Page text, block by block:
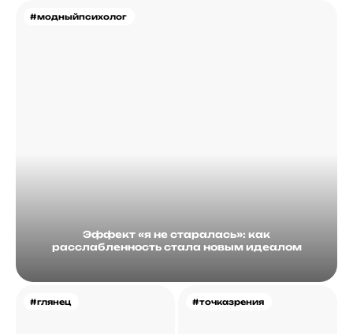
#модныйпсихолог
Эффект «я не старалась»: как
расслабленность стала новым идеалом
#глянец #точказрения